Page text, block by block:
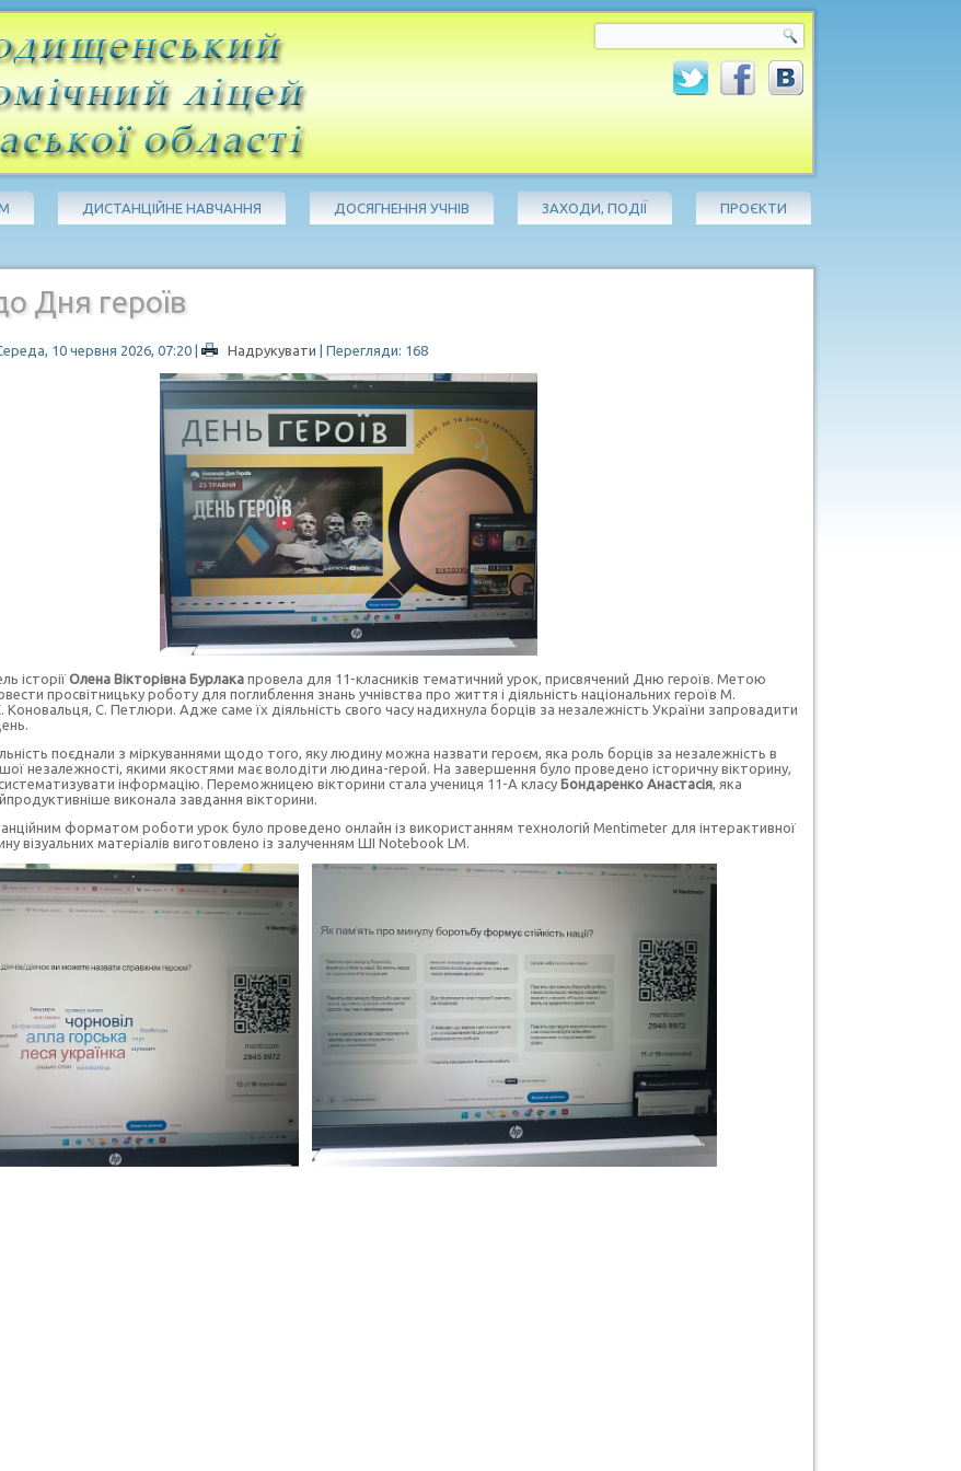
ДИСТАНЦІЙНЕ НАВЧАННЯ ДОСЯГНЕННЯ УЧНІВ ЗАХОДИ, ПОДІЇ ПРОЄКТИ
Дня героїв
10 червня 2026, 07:20 | Надрукувати | Перегляди: 168
історіїОлена Вікторівна Бурлака провела для 11-класників тематичний урок, присвячений Дню героїв. Метою
просвітницьку роботу для поглиблення знань учнівства про життя і діяльність національних героїв М.
Коновальця, С. Петлюри. Адже саме їх діяльність свого часу надихнула борців за незалежність України запровадити
поєднали з міркуваннями щодо того, яку людину можна назвати героєм, яка роль борців за незалежність в
незалежності, якими якостями має володіти людина-герой. На завершення було проведено історичну вікторину,
інформацію. Переможницею вікторини стала учениця 11-А класу Бондаренко Анастасія, яка
виконала завдання вікторини.
форматом роботи урок було проведено онлайн із використанням технологій Mentimeter для інтерактивної
візуальних матеріалів виготовлено із залученням ШІ Notebook LM.